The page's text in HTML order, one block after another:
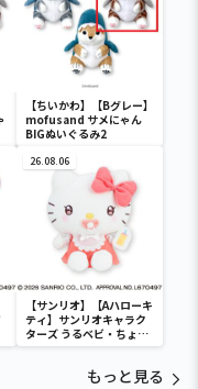
【ちいかわ】【Bグレー】
mofusand サメにゃん
BIGぬいぐるみ2
26.08.06
【サンリオ】【Aハローキ
ティ】サンリオキャラク
ターズ うるベビ・ちょい
デカドール
もっと見る